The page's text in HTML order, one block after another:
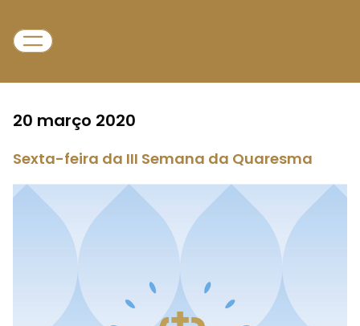
20 março 2020
Sexta-feira da III Semana da Quaresma